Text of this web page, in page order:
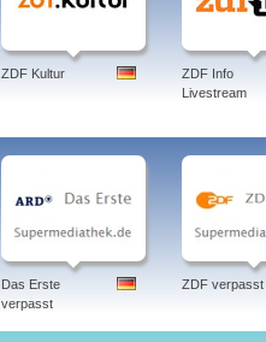
ZDF Kultur
ZDF Info
Livestream
Das Erste
verpasst
ZDF verpasst